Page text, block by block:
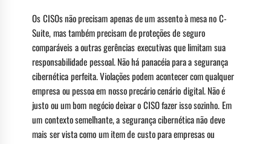
Os CISOs não precisam apenas de um assento à mesa no C-
Suite, mas também precisam de proteções de seguro
comparáveis ​​a outras gerências executivas que limitam sua
responsabilidade pessoal. Não há panacéia para a segurança
cibernética perfeita. Violações podem acontecer com qualquer
empresa ou pessoa em nosso precário cenário digital. Não é
justo ou um bom negócio deixar o CISO fazer isso sozinho. Em
um contexto semelhante, a segurança cibernética não deve
mais ser vista como um item de custo para empresas ou